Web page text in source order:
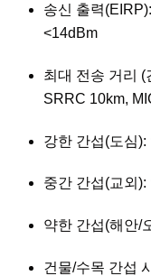
송신 출력
<14dBm
최대 전송 거리 (
SRRC 10km,
강한 간섭(도심):
중간 간섭(교외):
약한 간섭(해안/
건물/수목 간섭